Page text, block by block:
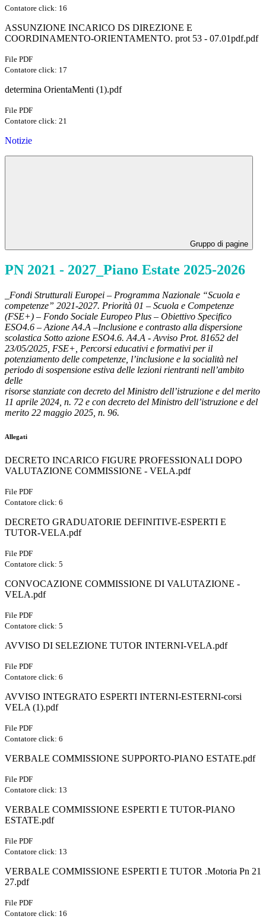
Contatore click: 16
ASSUNZIONE INCARICO DS DIREZIONE E
COORDINAMENTO-ORIENTAMENTO. prot 53 - 07.01pdf.pdf
File PDF
Contatore click: 17
determina OrientaMenti (1).pdf
File PDF
Contatore click: 21
Notizie
Gruppo di pagine
PN 2021 - 2027_Piano Estate 2025-2026
Fondi Strutturali Europei – Programma Nazionale “Scuola e
competenze” 2021-2027. Priorità 01 – Scuola e Competenze
(FSE+) – Fondo Sociale Europeo Plus – Obiettivo Specifico
ESO4.6 – Azione A4.A –Inclusione e contrasto alla dispersione
scolastica Sotto azione ESO4.6. A4.A - Avviso Prot. 81652 del
23/05/2025, FSE+, Percorsi educativi e formativi per il
potenziamento delle competenze, l’inclusione e la socialità nel
periodo di sospensione estiva delle lezioni rientranti nell’ambito
delle
risorse stanziate con decreto del Ministro dell’istruzione e del merito
11 aprile 2024, n. 72 e con decreto del Ministro dell’istruzione e del
merito 22 maggio 2025, n. 96.
Allegati
DECRETO INCARICO FIGURE PROFESSIONALI DOPO
VALUTAZIONE COMMISSIONE - VELA.pdf
File PDF
Contatore click: 6
DECRETO GRADUATORIE DEFINITIVE-ESPERTI E
TUTOR-VELA.pdf
File PDF
Contatore click: 5
CONVOCAZIONE COMMISSIONE DI VALUTAZIONE -
VELA.pdf
File PDF
Contatore click: 5
AVVISO DI SELEZIONE TUTOR INTERNI-VELA.pdf
File PDF
Contatore click: 6
AVVISO INTEGRATO ESPERTI INTERNI-ESTERNI-corsi
VELA (1).pdf
File PDF
Contatore click: 6
VERBALE COMMISSIONE SUPPORTO-PIANO ESTATE.pdf
File PDF
Contatore click: 13
VERBALE COMMISSIONE ESPERTI E TUTOR-PIANO
ESTATE.pdf
File PDF
Contatore click: 13
VERBALE COMMISSIONE ESPERTI E TUTOR .Motoria Pn 21
27.pdf
File PDF
Contatore click: 16